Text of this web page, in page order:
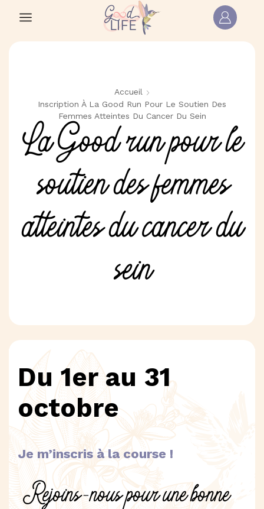
Accueil
Inscription À La Good Run Pour Le Soutien Des
Femmes Atteintes Du Cancer Du Sein
La Good run pour le
soutien des femmes
atteintes du cancer du
sein
Du 1er au 31
octobre
Je m’inscris à la course !
Rejoins-nous pour une bonne